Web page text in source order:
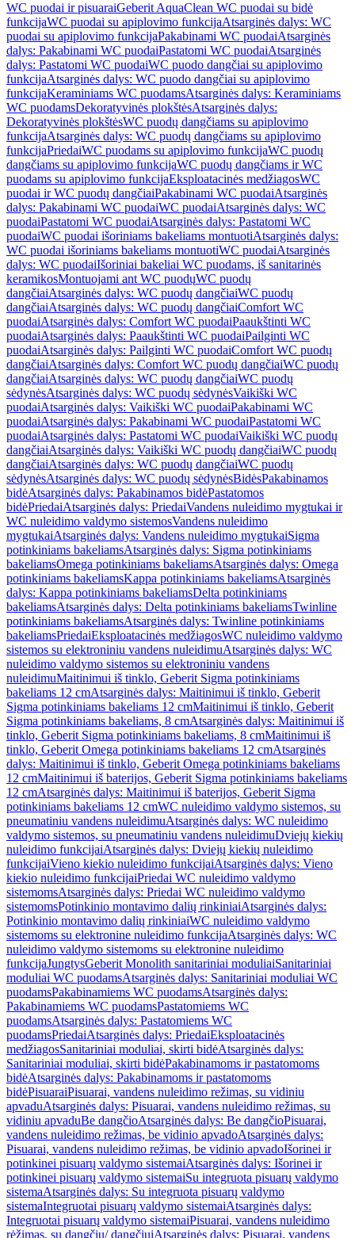
WC puodai ir pisuaraiGeberit AquaClean WC puodai su bidė
funkcijaWC puodai su apiplovimo funkcijaAtsarginės dalys: WC
puodai su apiplovimo funkcijaPakabinami WC puodaiAtsarginės
dalys: Pakabinami WC puodaiPastatomi WC puodaiAtsarginės
dalys: Pastatomi WC puodaiWC puodo dangčiai su apiplovimo
funkcijaAtsarginės dalys: WC puodo dangčiai su apiplovimo
funkcijaKeraminiams WC puodamsAtsarginės dalys: Keraminiams
WC puodamsDekoratyvinės plokštėsAtsarginės dalys:
Dekoratyvinės plokštėsWC puodų dangčiams su apiplovimo
funkcijaAtsarginės dalys: WC puodų dangčiams su apiplovimo
funkcijaPriedaiWC puodams su apiplovimo funkcijaWC puodų
dangčiams su apiplovimo funkcijaWC puodų dangčiams ir WC
puodams su apiplovimo funkcijaEksploatacinės medžiagosWC
puodai ir WC puodų dangčiaiPakabinami WC puodaiAtsarginės
dalys: Pakabinami WC puodaiWC puodaiAtsarginės dalys: WC
puodaiPastatomi WC puodaiAtsarginės dalys: Pastatomi WC
puodaiWC puodai išoriniams bakeliams montuotiAtsarginės dalys:
WC puodai išoriniams bakeliams montuotiWC puodaiAtsarginės
dalys: WC puodaiIšoriniai bakeliai WC puodams, iš sanitarinės
keramikosMontuojami ant WC puodųWC puodų
dangčiaiAtsarginės dalys: WC puodų dangčiaiWC puodų
dangčiaiAtsarginės dalys: WC puodų dangčiaiComfort WC
puodaiAtsarginės dalys: Comfort WC puodaiPaaukštinti WC
puodaiAtsarginės dalys: Paaukštinti WC puodaiPailginti WC
puodaiAtsarginės dalys: Pailginti WC puodaiComfort WC puodų
dangčiaiAtsarginės dalys: Comfort WC puodų dangčiaiWC puodų
dangčiaiAtsarginės dalys: WC puodų dangčiaiWC puodų
sėdynėsAtsarginės dalys: WC puodų sėdynėsVaikiški WC
puodaiAtsarginės dalys: Vaikiški WC puodaiPakabinami WC
puodaiAtsarginės dalys: Pakabinami WC puodaiPastatomi WC
puodaiAtsarginės dalys: Pastatomi WC puodaiVaikiški WC puodų
dangčiaiAtsarginės dalys: Vaikiški WC puodų dangčiaiWC puodų
dangčiaiAtsarginės dalys: WC puodų dangčiaiWC puodų
sėdynėsAtsarginės dalys: WC puodų sėdynėsBidėsPakabinamos
bidėAtsarginės dalys: Pakabinamos bidėPastatomos
bidėPriedaiAtsarginės dalys: PriedaiVandens nuleidimo mygtukai ir
WC nuleidimo valdymo sistemosVandens nuleidimo
mygtukaiAtsarginės dalys: Vandens nuleidimo mygtukaiSigma
potinkiniams bakeliamsAtsarginės dalys: Sigma potinkiniams
bakeliamsOmega potinkiniams bakeliamsAtsarginės dalys: Omega
potinkiniams bakeliamsKappa potinkiniams bakeliamsAtsarginės
dalys: Kappa potinkiniams bakeliamsDelta potinkiniams
bakeliamsAtsarginės dalys: Delta potinkiniams bakeliamsTwinline
potinkiniams bakeliamsAtsarginės dalys: Twinline potinkiniams
bakeliamsPriedaiEksploatacinės medžiagosWC nuleidimo valdymo
sistemos su elektroniniu vandens nuleidimuAtsarginės dalys: WC
nuleidimo valdymo sistemos su elektroniniu vandens
nuleidimuMaitinimui iš tinklo, Geberit Sigma potinkiniams
bakeliams 12 cmAtsarginės dalys: Maitinimui iš tinklo, Geberit
Sigma potinkiniams bakeliams 12 cmMaitinimui iš tinklo, Geberit
Sigma potinkiniams bakeliams, 8 cmAtsarginės dalys: Maitinimui iš
tinklo, Geberit Sigma potinkiniams bakeliams, 8 cmMaitinimui iš
tinklo, Geberit Omega potinkiniams bakeliams 12 cmAtsarginės
dalys: Maitinimui iš tinklo, Geberit Omega potinkiniams bakeliams
12 cmMaitinimui iš baterijos, Geberit Sigma potinkiniams bakeliams
12 cmAtsarginės dalys: Maitinimui iš baterijos, Geberit Sigma
potinkiniams bakeliams 12 cmWC nuleidimo valdymo sistemos, su
pneumatiniu vandens nuleidimuAtsarginės dalys: WC nuleidimo
valdymo sistemos, su pneumatiniu vandens nuleidimuDviejų kiekių
nuleidimo funkcijaiAtsarginės dalys: Dviejų kiekių nuleidimo
funkcijaiVieno kiekio nuleidimo funkcijaiAtsarginės dalys: Vieno
kiekio nuleidimo funkcijaiPriedai WC nuleidimo valdymo
sistemomsAtsarginės dalys: Priedai WC nuleidimo valdymo
sistemomsPotinkinio montavimo dalių rinkiniaiAtsarginės dalys:
Potinkinio montavimo dalių rinkiniaiWC nuleidimo valdymo
sistemoms su elektronine nuleidimo funkcijaAtsarginės dalys: WC
nuleidimo valdymo sistemoms su elektronine nuleidimo
funkcijaJungtysGeberit Monolith sanitariniai moduliaiSanitariniai
moduliai WC puodamsAtsarginės dalys: Sanitariniai moduliai WC
puodamsPakabinamiems WC puodamsAtsarginės dalys:
Pakabinamiems WC puodamsPastatomiems WC
puodamsAtsarginės dalys: Pastatomiems WC
puodamsPriedaiAtsarginės dalys: PriedaiEksploatacinės
medžiagosSanitariniai moduliai, skirti bidėAtsarginės dalys:
Sanitariniai moduliai, skirti bidėPakabinamoms ir pastatomoms
bidėAtsarginės dalys: Pakabinamoms ir pastatomoms
bidėPisuaraiPisuarai, vandens nuleidimo režimas, su vidiniu
apvaduAtsarginės dalys: Pisuarai, vandens nuleidimo režimas, su
vidiniu apvaduBe dangčioAtsarginės dalys: Be dangčioPisuarai,
vandens nuleidimo režimas, be vidinio apvadoAtsarginės dalys:
Pisuarai, vandens nuleidimo režimas, be vidinio apvadoIšorinei ir
potinkinei pisuarų valdymo sistemaiAtsarginės dalys: Išorinei ir
potinkinei pisuarų valdymo sistemaiSu integruota pisuarų valdymo
sistemaAtsarginės dalys: Su integruota pisuarų valdymo
sistemaIntegruotai pisuarų valdymo sistemaiAtsarginės dalys:
Integruotai pisuarų valdymo sistemaiPisuarai, vandens nuleidimo
rėžimas, su dangčiu/ dangčiuiAtsarginės dalys: Pisuarai, vandens